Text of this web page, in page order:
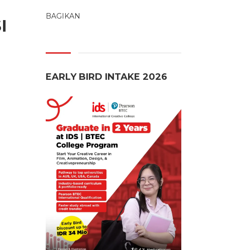
BAGIKAN
EARLY BIRD INTAKE 2026